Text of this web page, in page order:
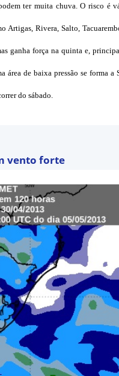
ter muita chuva. O risco é
Rivera, Salto,
ganha força na quinta e,
de baixa pressão se forma
do sábado.
vento forte